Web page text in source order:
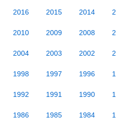
2016 2015 2014
2010 2009 2008
2004 2003 2002
1998 1997 1996
1992 1991 1990
1986 1985 1984